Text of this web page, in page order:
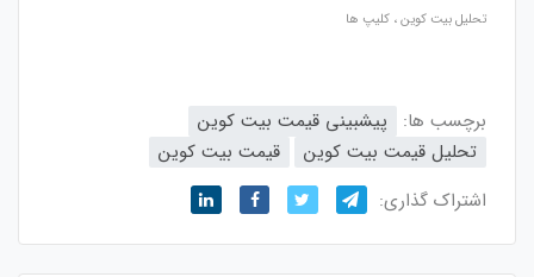
تحلیل بیت کوین، کلیپ ها
برچسب ها:
پیشبینی قیمت بیت کوین
تحلیل قیمت بیت کوین
قیمت بیت کوین
اشتراک گذاری: